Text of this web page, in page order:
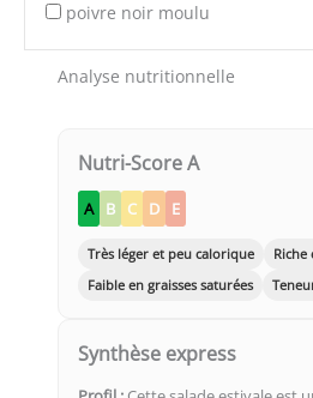
poivre noir moulu
Analyse nutritionnelle
Nutri-Score A
A B C D E
Très léger et peu calorique
Faible en graisses saturées
Synthèse express